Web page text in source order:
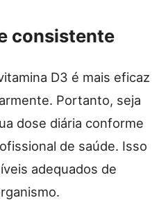
consistente
D3 é mais eficaz
Portanto, seja
dose diária conforme
de saúde. Isso
adequados de